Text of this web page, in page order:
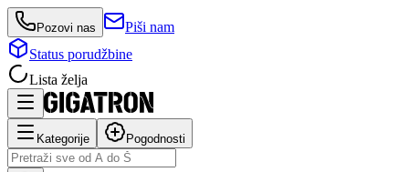
Pozovi nas
Piši nam
Status porudžbine
Lista želja
Kategorije Pogodnosti